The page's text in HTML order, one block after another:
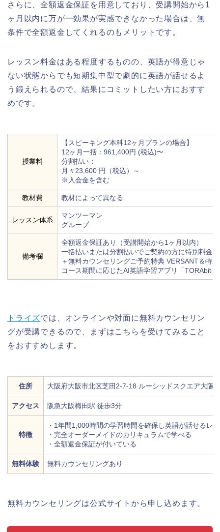
さらに、全額返金保証を用意しており、受講開始から1
ヶ月以内に万が一効果が実感できなかった場合は、無
条件で全額返金してくれるのもメリットです。
レッスン料金はある程度するものの、英語が得意じゃ
ない状態からでも短期集中型で劇的に英語が話せるよ
う鍛えられるので、結果にコミットしたい方におすす
めです。
授業料
【スピーキング本科12ヶ月プランの場合】
12ヶ月一括：961,400円 (税込)〜
分割払い：
月々23,600 円（税込）～
※入会金を含む
教材費 教材によって異なる
レッスン体系
マンツーマン
グループ
備考欄
全額返金保証あり（受講開始から1ヶ月以内）
一括払いまたは分割払いでご契約の方に特別料金
＋無料カウンセリングご予約特典 VERSANT＆特
コース期間に応じたAI英語学習アプリ「TORAbit
トライズでは、オンラインや対面に無料カウンセリン
グが受講できるので、まずはこちらを受けてみること
をおすすめします。
住所 大阪府大阪市北区芝田2-7-18 ルーシッドスクエア大阪
アクセス 阪急大阪梅田駅 徒歩3分
特徴
・1年間1,000時間の学習時間を確保し英語が話せるレ
・完全オーダーメイドのカリキュラムで学べる
・全額返金保証が付いている
無料体験 無料カウンセリングあり
無料カウンセリングは公式サイトから申し込めます。